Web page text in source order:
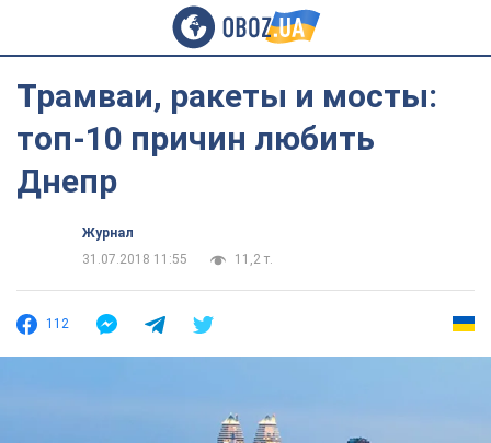
Трамваи, ракеты и мосты:
топ-10 причин любить
Днепр
Журнал
31.07.2018 11:55
11,2 т.
112